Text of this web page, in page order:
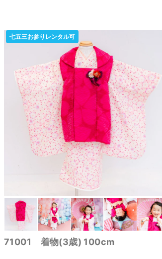
七五三お参りレンタル可
71001 着物(3歳) 100cm